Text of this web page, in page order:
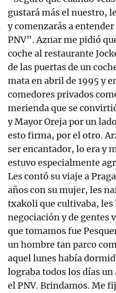
gustará más el nuestro,
y comenzarás a
PNV”. Aznar me pidió
coche al restaurante
de las puertas de un
mata en abril de 1995 y
comedores privados
merienda que se
y Mayor Oreja por un
esto firma, por el otro.
ser encantador, lo era y
estuvo especialmente
Les contó su viaje a
años con su mujer, les
txakoli que cultivaba, les
negociación y de gentes
que tomamos fue
un hombre tan parco
aquel lunes había
lograba todos los días un
el PNV. Brindamos. Me